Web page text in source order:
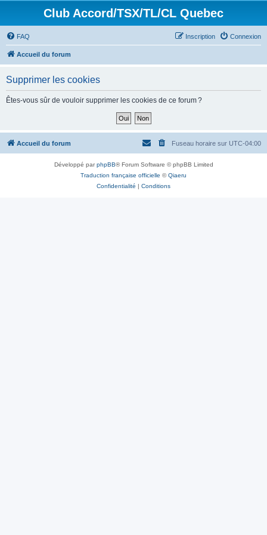
Club Accord/TSX/TL/CL Quebec
FAQ Connexion
Inscription
Accueil du forum
Supprimer les cookies
Êtes-vous sûr de vouloir supprimer les cookies de ce forum ?
Accueil du forum Fuseau horaire sur UTC-04:00
Développé parphpBB® Forum Software © phpBB Limited
Traduction française officielle ©Qiaeru
Confidentialité | Conditions